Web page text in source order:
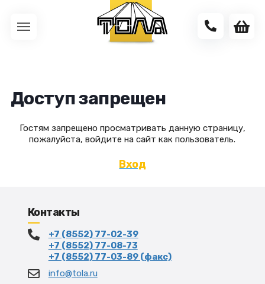
Доступ запрещен
Гостям запрещено просматривать данную страницу,
пожалуйста, войдите на сайт как пользователь.
Вход
Контакты
+7 (8552) 77-02-39
+7 (8552) 77-08-73
+7 (8552) 77-03-89 (факс)
info@tola.ru